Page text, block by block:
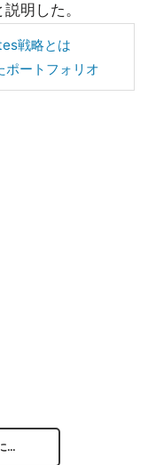
明した。
戦略とは
ートフォリオ
…